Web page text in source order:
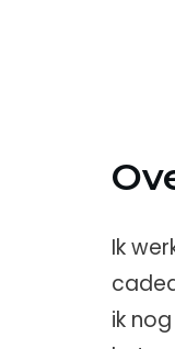
Ik
ik